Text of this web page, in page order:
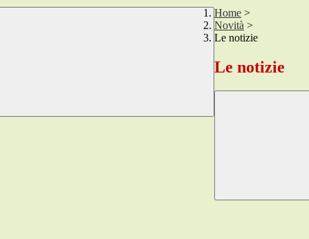
Home >
Novità >
Le notizie
Le notizie